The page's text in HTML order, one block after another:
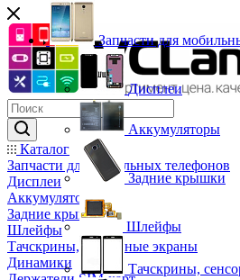
Каталог
Запчасти для мобильных телефонов
Дисплеи
Аккумуляторы
Задние крышки
Шлейфы
Тачскрины, сенсорные экраны
Динамики
Запчасти для
Дисплеи
Аккумуляторы
Задние крышки
Шлейфы
Тачскрины,